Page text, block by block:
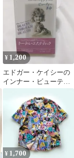
¥ 1,200
エドガー・ケイシーの
インナー・ビューティ
ー革命
¥ 1,700